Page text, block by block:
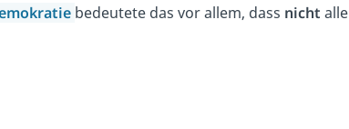
bedeutete das vor allem, dass nicht alle